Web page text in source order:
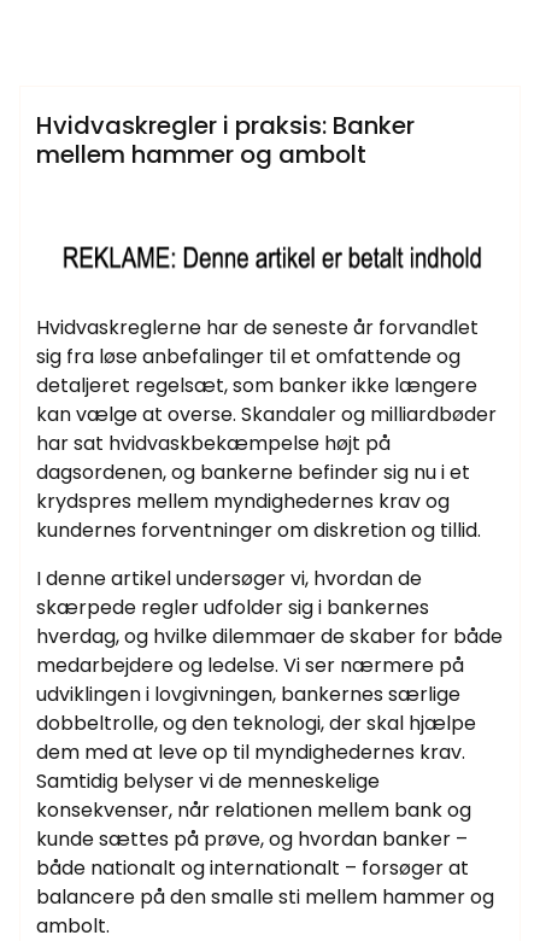
Samtlige Guides på fdbr.dk
Hvidvaskregler i praksis: Banker
mellem hammer og ambolt
Hvidvaskreglerne har de seneste år forvandlet
sig fra løse anbefalinger til et omfattende og
detaljeret regelsæt, som banker ikke længere
kan vælge at overse. Skandaler og milliardbøder
har sat hvidvaskbekæmpelse højt på
dagsordenen, og bankerne befinder sig nu i et
krydspres mellem myndighedernes krav og
kundernes forventninger om diskretion og tillid.
I denne artikel undersøger vi, hvordan de
skærpede regler udfolder sig i bankernes
hverdag, og hvilke dilemmaer de skaber for både
medarbejdere og ledelse. Vi ser nærmere på
udviklingen i lovgivningen, bankernes særlige
dobbeltrolle, og den teknologi, der skal hjælpe
dem med at leve op til myndighedernes krav.
Samtidig belyser vi de menneskelige
konsekvenser, når relationen mellem bank og
kunde sættes på prøve, og hvordan banker –
både nationalt og internationalt – forsøger at
balancere på den smalle sti mellem hammer og
ambolt.